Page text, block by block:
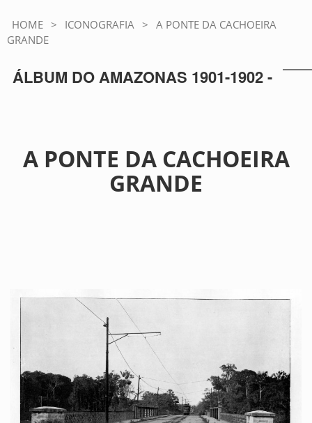
HOME > ICONOGRAFIA > A PONTE DA CACHOEIRA
GRANDE
ÁLBUM DO AMAZONAS 1901-1902 -
A PONTE DA CACHOEIRA
GRANDE